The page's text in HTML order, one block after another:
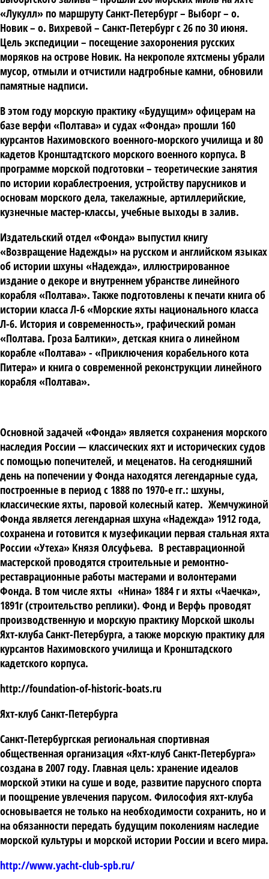
«Лукулл» по маршруту Санкт-Петербург – Выборг – о.
Новик – о. Вихревой – Санкт-Петербург с 26 по 30 июня.
Цель экспедиции – посещение захоронения русских
моряков на острове Новик. На некрополе яхтсмены убрали
мусор, отмыли и отчистили надгробные камни, обновили
памятные надписи.
В этом году морскую практику «Будущим» офицерам на
базе верфи «Полтава» и судах «Фонда» прошли 160
курсантов Нахимовского военного-морского училища и 80
кадетов Кронштадтского морского военного корпуса. В
программе морской подготовки – теоретические занятия
по истории кораблестроения, устройству парусников и
основам морского дела, такелажные, артиллерийские,
кузнечные мастер-классы, учебные выходы в залив.
Издательский отдел «Фонда» выпустил книгу
«Возвращение Надежды» на русском и английском языках
об истории шхуны «Надежда», иллюстрированное
издание о декоре и внутреннем убранстве линейного
корабля «Полтава». Также подготовлены к печати книга об
истории класса Л-6 «Морские яхты национального класса
Л-6. История и современность», графический роман
«Полтава. Гроза Балтики», детская книга о линейном
корабле «Полтава» - «Приключения корабельного кота
Питера» и книга о современной реконструкции линейного
корабля «Полтава».
Основной задачей «Фонда» является сохранения морского
наследия России — классических яхт и исторических судов
с помощью попечителей, и меценатов. На сегодняшний
день на попечении у Фонда находятся легендарные суда,
построенные в период с 1888 по 1970-е гг.: шхуны,
классические яхты, паровой колесный катер. Жемчужиной
Фонда является легендарная шхуна «Надежда» 1912 года,
сохранена и готовится к музефикации первая стальная яхта
России «Утеха» Князя Олсуфьева. В реставрационной
мастерской проводятся строительные и ремонтно-
реставрационные работы мастерами и волонтерами
Фонда. В том числе яхты «Нина» 1884 г и яхты «Чаечка»,
1891г (строительство реплики). Фонд и Верфь проводят
производственную и морскую практику Морской школы
Яхт-клуба Санкт-Петербурга, а также морскую практику для
курсантов Нахимовского училища и Кронштадского
кадетского корпуса.
http://foundation-of-historic-boats.ru
Яхт-клуб Санкт-Петербурга
Санкт-Петербургская региональная спортивная
общественная организация «Яхт-клуб Санкт-Петербурга»
создана в 2007 году. Главная цель: хранение идеалов
морской этики на суше и воде, развитие парусного спорта
и поощрение увлечения парусом. Философия яхт-клуба
основывается не только на необходимости сохранить, но и
на обязанности передать будущим поколениям наследие
морской культуры и морской истории России и всего мира.
http://www.yacht-club-spb.ru/